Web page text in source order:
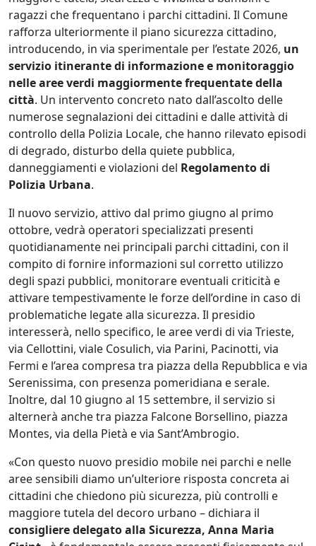
ragazzi che frequentano i parchi cittadini. Il Comune
rafforza ulteriormente il piano sicurezza cittadino,
introducendo, in via sperimentale per l’estate 2026, un
servizio itinerante di informazione e monitoraggio
nelle aree verdi maggiormente frequentate della
città. Un intervento concreto nato dall’ascolto delle
numerose segnalazioni dei cittadini e dalle attività di
controllo della Polizia Locale, che hanno rilevato episodi
di degrado, disturbo della quiete pubblica,
danneggiamenti e violazioni del Regolamento di
Polizia Urbana.
Il nuovo servizio, attivo dal primo giugno al primo
ottobre, vedrà operatori specializzati presenti
quotidianamente nei principali parchi cittadini, con il
compito di fornire informazioni sul corretto utilizzo
degli spazi pubblici, monitorare eventuali criticità e
attivare tempestivamente le forze dell’ordine in caso di
problematiche legate alla sicurezza. Il presidio
interesserà, nello specifico, le aree verdi di via Trieste,
via Cellottini, viale Cosulich, via Parini, Pacinotti, via
Fermi e l’area compresa tra piazza della Repubblica e via
Serenissima, con presenza pomeridiana e serale.
Inoltre, dal 10 giugno al 15 settembre, il servizio si
alternerà anche tra piazza Falcone Borsellino, piazza
Montes, via della Pietà e via Sant’Ambrogio.
«Con questo nuovo presidio mobile nei parchi e nelle
aree sensibili diamo un’ulteriore risposta concreta ai
cittadini che chiedono più sicurezza, più controlli e
maggiore tutela del decoro urbano – dichiara il
consigliere delegato alla Sicurezza, Anna Maria